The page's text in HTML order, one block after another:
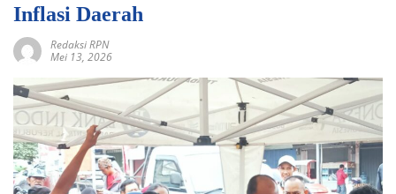
Inflasi Daerah
Redaksi RPN
Mei 13, 2026